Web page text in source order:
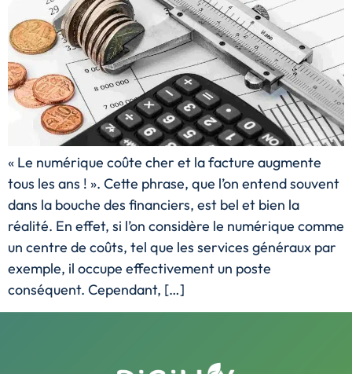
« Le numérique coûte cher et la facture augmente
tous les ans ! ». Cette phrase, que l’on entend souvent
dans la bouche des financiers, est bel et bien la
réalité. En effet, si l’on considère le numérique comme
un centre de coûts, tel que les services généraux par
exemple, il occupe effectivement un poste
conséquent. Cependant, […]